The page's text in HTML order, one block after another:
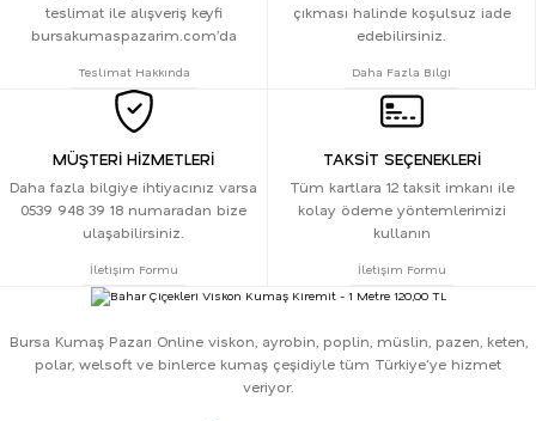
teslimat ile alışveriş keyfi
bursakumaspazarim.com’da
Teslimat Hakkında
çıkması halinde koşulsuz iade
edebilirsiniz.
Daha Fazla Bilgi
MÜŞTERİ HİZMETLERİ
Daha fazla bilgiye ihtiyacınız varsa
0539 948 39 18 numaradan bize
ulaşabilirsiniz.
İletişim Formu
TAKSİT SEÇENEKLERİ
Tüm kartlara 12 taksit imkanı ile
kolay ödeme yöntemlerimizi
kullanın
İletişim Formu
Bursa Kumaş Pazarı Online viskon, ayrobin, poplin, müslin, pazen, keten,
polar, welsoft ve binlerce kumaş çeşidiyle tüm Türkiye'ye hizmet
veriyor.